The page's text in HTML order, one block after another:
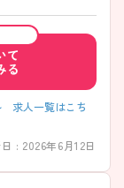
で話し合って、
境です。 ご興味あ
て
る
求人一覧はこち
: 2026年6月12日